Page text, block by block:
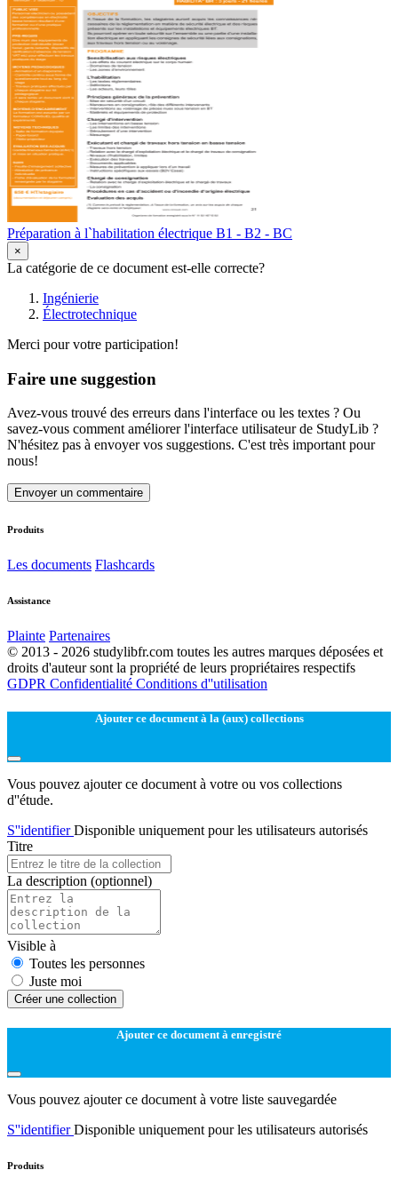
Préparation à l`habilitation électrique B1 - B2 - BC
×
La catégorie de ce document est-elle correcte?
Ingénierie
Électrotechnique
Merci pour votre participation!
Faire une suggestion
Avez-vous trouvé des erreurs dans l'interface ou les textes ? Ou
savez-vous comment améliorer l'interface utilisateur de StudyLib ?
N'hésitez pas à envoyer vos suggestions. C'est très important pour
nous!
Envoyer un commentaire
Produits
Les documents Flashcards
Assistance
Plainte Partenaires
© 2013 - 2026 studylibfr.com toutes les autres marques déposées et
droits d'auteur sont la propriété de leurs propriétaires respectifs
GDPR Confidentialité Conditions d''utilisation
Ajouter ce document à la (aux) collections
Vous pouvez ajouter ce document à votre ou vos collections
d''étude.
S''identifierDisponible uniquement pour les utilisateurs autorisés
Titre
La description (optionnel)
Visible à
Toutes les personnes
Juste moi
Créer une collection
Ajouter ce document à enregistré
Vous pouvez ajouter ce document à votre liste sauvegardée
S''identifierDisponible uniquement pour les utilisateurs autorisés
Produits